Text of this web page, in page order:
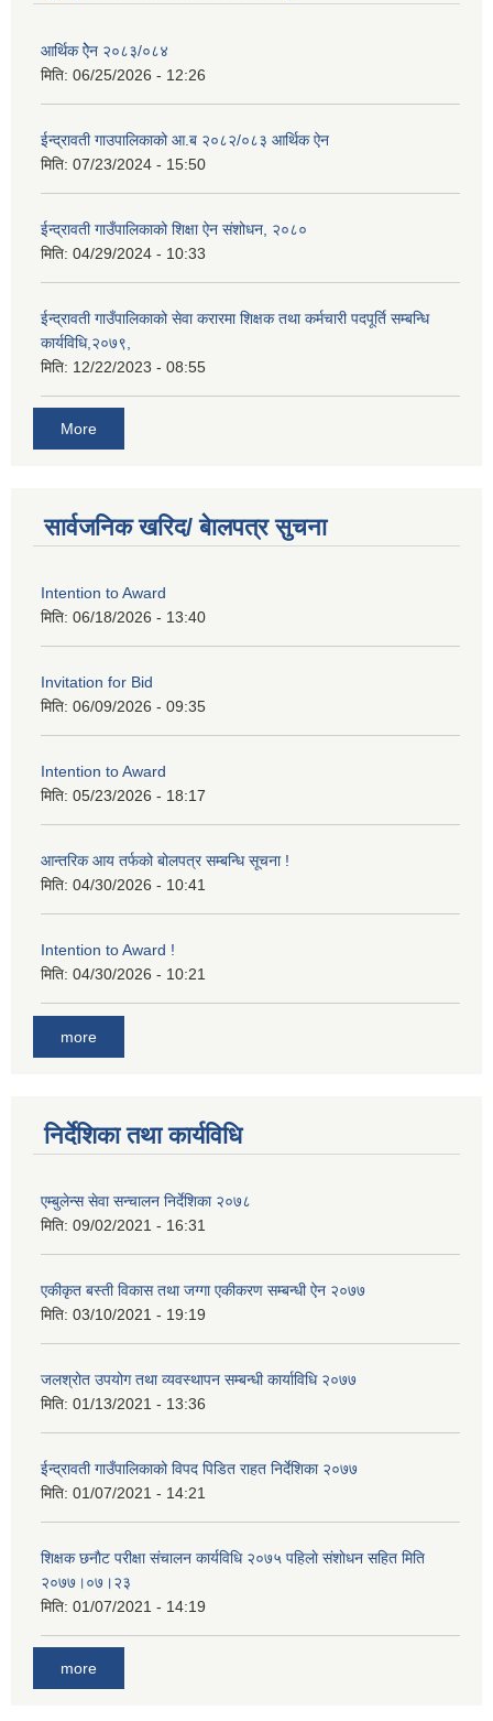
आर्थिक ऐेन २०८३/०८४
मिति: 06/25/2026 - 12:26
ईन्द्रावती गाउपालिकाको आ.ब २०८२/०८३ आर्थिक ऐन
मिति: 07/23/2024 - 15:50
ईन्द्रावती गाउँपालिकाको शिक्षा ऐन संशोधन, २०८०
मिति: 04/29/2024 - 10:33
ईन्द्रावती गाउँपालिकाको सेवा करारमा शिक्षक तथा कर्मचारी पदपूर्ति सम्बन्धि
कार्यविधि,२०७९,
मिति: 12/22/2023 - 08:55
More
सार्वजनिक खरिद/ बेालपत्र सुचना
Intention to Award
मिति: 06/18/2026 - 13:40
Invitation for Bid
मिति: 06/09/2026 - 09:35
Intention to Award
मिति: 05/23/2026 - 18:17
आन्तरिक आय तर्फको बोलपत्र सम्बन्धि सूचना !
मिति: 04/30/2026 - 10:41
Intention to Award !
मिति: 04/30/2026 - 10:21
more
निर्देशिका तथा कार्यविधि
एम्बुलेन्स सेवा सन्चालन निर्देशिका २०७८
मिति: 09/02/2021 - 16:31
एकीकृत बस्ती विकास तथा जग्गा एकीकरण सम्बन्धी ऐन २०७७
मिति: 03/10/2021 - 19:19
जलश्रोत उपयोग तथा व्यवस्थापन सम्बन्धी कार्याविधि २०७७
मिति: 01/13/2021 - 13:36
ईन्द्रावती गाउँपालिकाको विपद पिडित राहत निर्देशिका २०७७
मिति: 01/07/2021 - 14:21
शिक्षक छनाैट परीक्षा संचालन कार्यविधि २०७५ पहिलाे स‌ंशाेधन सहित मिति
२०७७।०७।२३
मिति: 01/07/2021 - 14:19
more